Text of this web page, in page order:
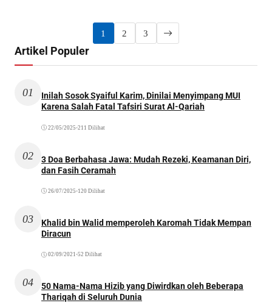
1 2 3
Artikel Populer
01
Inilah Sosok Syaiful Karim, Dinilai Menyimpang MUI
Karena Salah Fatal Tafsiri Surat Al-Qariah
22/05/2025 •211 Dilihat
02
3 Doa Berbahasa Jawa: Mudah Rezeki, Keamanan Diri,
dan Fasih Ceramah
26/07/2025 •120 Dilihat
03
Khalid bin Walid memperoleh Karomah Tidak Mempan
Diracun
02/09/2021 •52 Dilihat
04
50 Nama-Nama Hizib yang Diwirdkan oleh Beberapa
Thariqah di Seluruh Dunia